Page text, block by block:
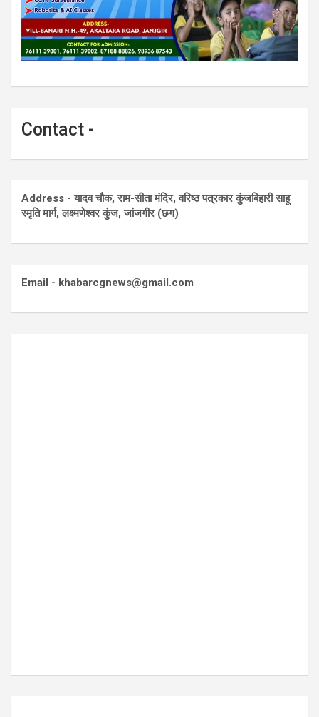
Contact -
Address - यादव चौक, राम-सीता मंदिर, वरिष्ठ पत्रकार कुंजबिहारी साहू
स्मृति मार्ग, लक्ष्मणेश्वर कुंज, जांजगीर (छग)
Email - khabarcgnews@gmail.com